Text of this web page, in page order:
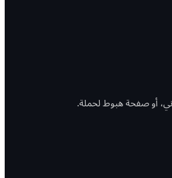
أو صفحة هبوط لحملة.